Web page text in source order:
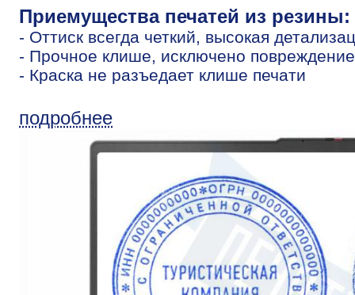
Приемущества печатей из резины:
- Оттиск всегда четкий, высокая
- Прочное клише, исключено
- Краска не разъедает клише печати
подробнее